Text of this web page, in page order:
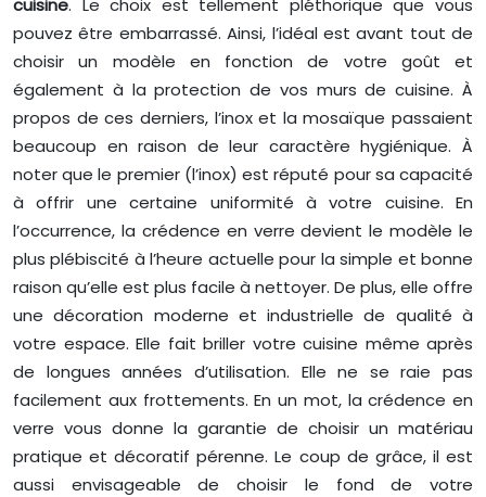
pouvez être embarrassé. Ainsi, l’idéal est avant tout de
choisir un modèle en fonction de votre goût et
également à la protection de vos murs de cuisine. À
propos de ces derniers, l’inox et la mosaïque passaient
beaucoup en raison de leur caractère hygiénique. À
noter que le premier (l’inox) est réputé pour sa capacité
à offrir une certaine uniformité à votre cuisine. En
l’occurrence, la crédence en verre devient le modèle le
plus plébiscité à l’heure actuelle pour la simple et bonne
raison qu’elle est plus facile à nettoyer. De plus, elle offre
une décoration moderne et industrielle de qualité à
votre espace. Elle fait briller votre cuisine même après
de longues années d’utilisation. Elle ne se raie pas
facilement aux frottements. En un mot, la crédence en
verre vous donne la garantie de choisir un matériau
pratique et décoratif pérenne. Le coup de grâce, il est
aussi envisageable de choisir le fond de votre